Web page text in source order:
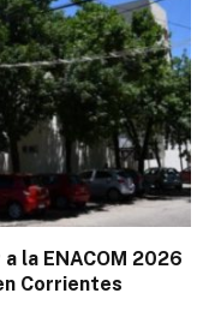
la ENACOM 2026
Corrientes